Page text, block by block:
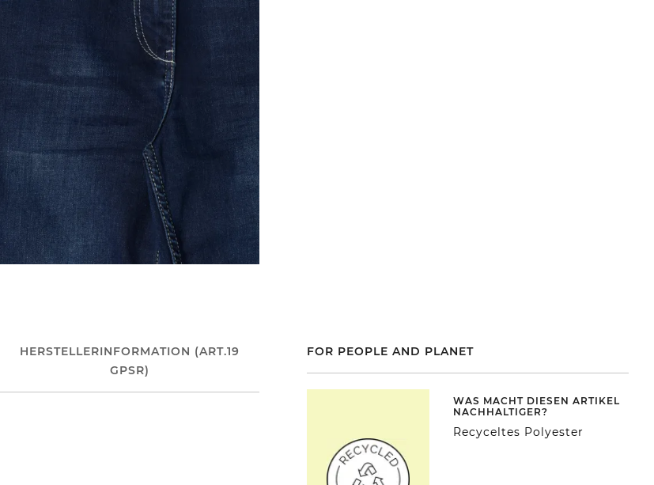
HERSTELLERINFORMATION (ART.19
GPSR)
FOR PEOPLE AND PLANET
WAS MACHT DIESEN ARTIKEL
NACHHALTIGER?
Recyceltes Polyester